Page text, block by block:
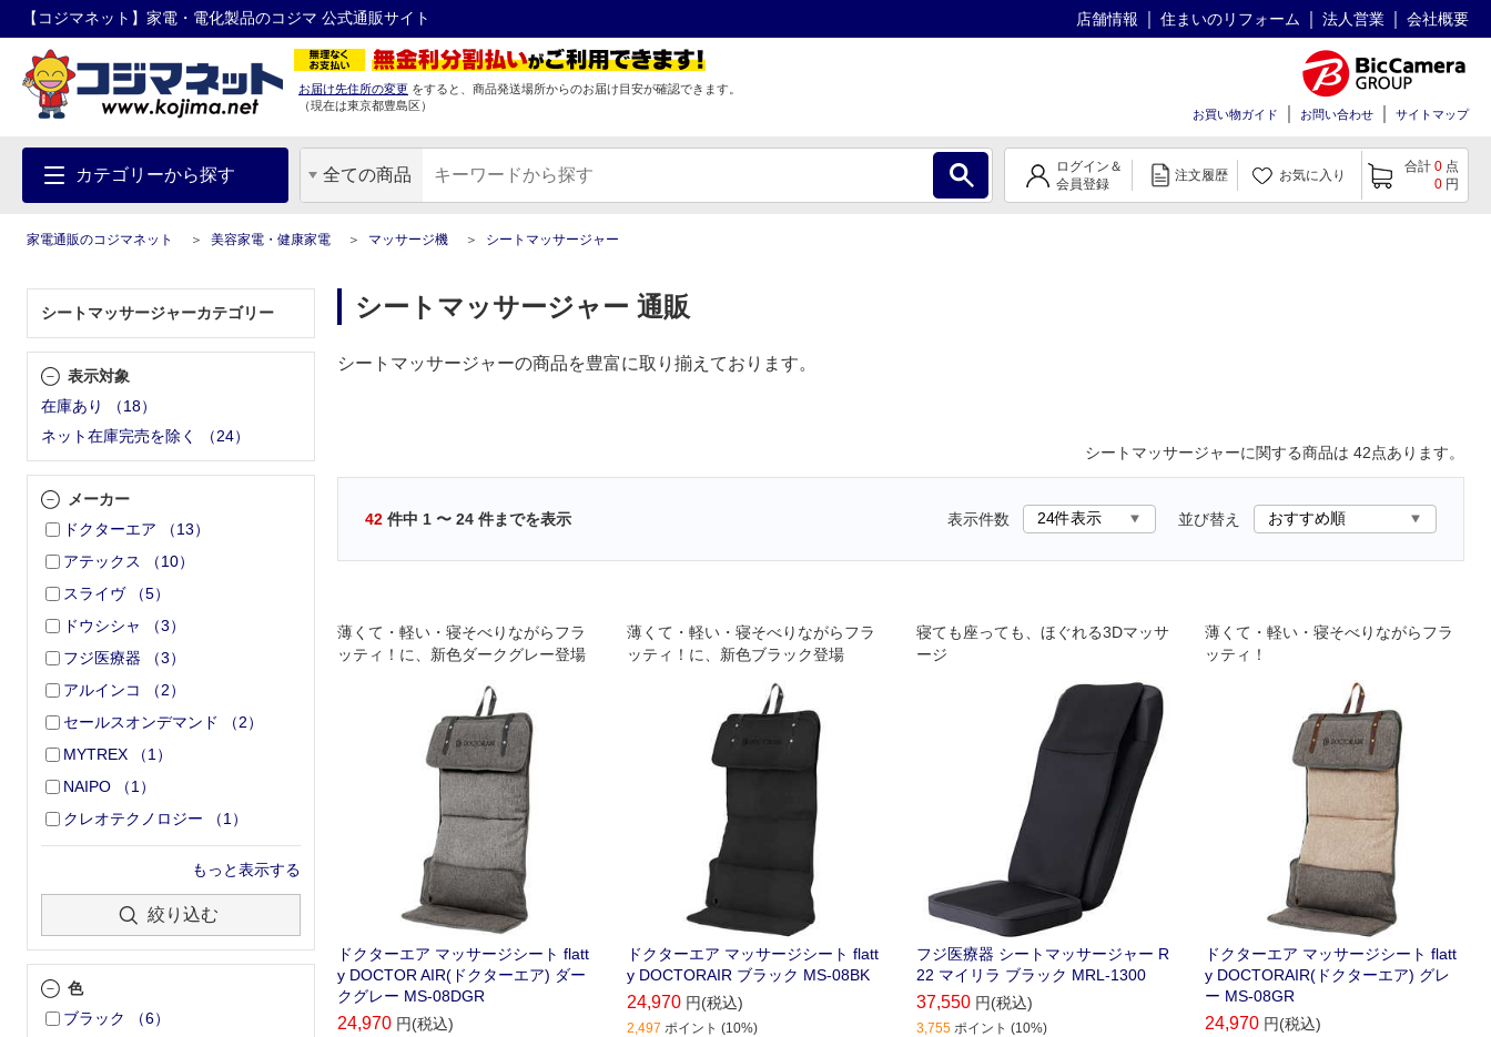
【コジマネット】家電・電化製品のコジマ 公式通販サイト 店舗情報 住まいのリフォーム 法人営業 会社概要
お届け先住所の変更 をすると、商品発送場所からのお届け目安が確認できます。
（現在は東京都豊島区）
お買い物ガイド お問い合わせ サイトマップ
カテゴリーから探す 全ての商品
ログイン＆
会員登録
注文履歴 お気に入り
合計 0 点
0 円
家電通販のコジマネット 美容家電・健康家電 マッサージ機 シートマッサージャー
シートマッサージャーカテゴリー
表示対象
在庫あり
（18）
ネット在庫完売を除く
（24）
メーカー
ドクターエア
（13）
アテックス
（10）
スライヴ
（5）
ドウシシャ
（3）
フジ医療器
（3）
アルインコ
（2）
セールスオンデマンド
（2）
MYTREX
（1 ）
NAIPO
（1 ）
クレオテクノロジー
（1 ）
もっと表示する
絞り込む
色
ブラック
（6）
シートマッサージャー 通販
シートマッサージャーの商品を豊富に取り揃えております。
シートマッサージャーに関する商品は 42点あります。
42 件中 1 〜 24 件までを表示 表示件数 並び替え
薄くて・軽い・寝そべりながらフラ
ッティ！に、新色ダークグレー登場
ドクターエア マッサージシート flatt
y DOCTOR AIR(ドクターエア) ダー
クグレー MS-08DGR
24,970 円(税込)
薄くて・軽い・寝そべりながらフラ
ッティ！に、新色ブラック登場
ドクターエア マッサージシート flatt
y DOCTORAIR ブラック MS-08BK
24,970 円(税込)
2,497 ポイント (10%)
寝ても座っても、ほぐれる3Dマッサ
ージ
フジ医療器 シートマッサージャー R
22 マイリラ ブラック MRL-1300
37,550 円(税込)
3,755 ポイント (10%)
薄くて・軽い・寝そべりながらフラ
ッティ！
ドクターエア マッサージシート flatt
y DOCTORAIR(ドクターエア) グレ
ー MS-08GR
24,970 円(税込)